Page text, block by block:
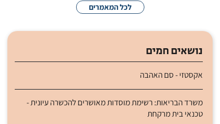
לכל המאמרים
נושאים חמים
אקסטזי - סם האהבה
משרד הבריאות: רשימת מוסדות מאושרים להכשרה עיונית -
טכנאי בית מרקחת